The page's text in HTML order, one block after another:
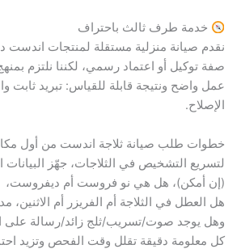
خدمة طرف ثالث باحتراف
نقدم صيانة منزلية مستقلة لمنتجات اندست
صفة توكيل أو اعتماد رسمي، لكننا نلتزم
عمل واضح ونتيجة قابلة للقياس: تبريد ثابت
الإصلاح.
خطوات طلب صيانة ثلاجة اندست من أول
لتسريع التشخيص في الثلاجات، جهّز البيانات
(إن أمكن)، هل هي نو فروست أم ديفروست،
هل العطل في الثلاجة أم الفريزر أم الاثنين،
وهل يوجد صوت/تسريب/ثلج زائد/رسالة على
كل معلومة دقيقة تقلل وقت الفحص وتزيد